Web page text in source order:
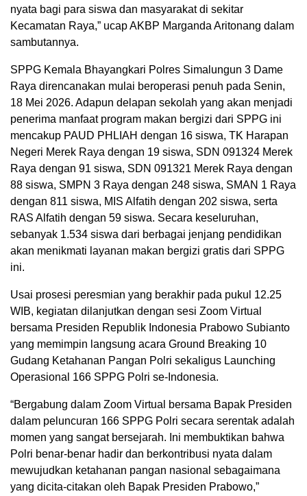
nyata bagi para siswa dan masyarakat di sekitar
Kecamatan Raya,” ucap AKBP Marganda Aritonang dalam
sambutannya.
SPPG Kemala Bhayangkari Polres Simalungun 3 Dame
Raya direncanakan mulai beroperasi penuh pada Senin,
18 Mei 2026. Adapun delapan sekolah yang akan menjadi
penerima manfaat program makan bergizi dari SPPG ini
mencakup PAUD PHLIAH dengan 16 siswa, TK Harapan
Negeri Merek Raya dengan 19 siswa, SDN 091324 Merek
Raya dengan 91 siswa, SDN 091321 Merek Raya dengan
88 siswa, SMPN 3 Raya dengan 248 siswa, SMAN 1 Raya
dengan 811 siswa, MIS Alfatih dengan 202 siswa, serta
RAS Alfatih dengan 59 siswa. Secara keseluruhan,
sebanyak 1.534 siswa dari berbagai jenjang pendidikan
akan menikmati layanan makan bergizi gratis dari SPPG
ini.
Usai prosesi peresmian yang berakhir pada pukul 12.25
WIB, kegiatan dilanjutkan dengan sesi Zoom Virtual
bersama Presiden Republik Indonesia Prabowo Subianto
yang memimpin langsung acara Ground Breaking 10
Gudang Ketahanan Pangan Polri sekaligus Launching
Operasional 166 SPPG Polri se-Indonesia.
“Bergabung dalam Zoom Virtual bersama Bapak Presiden
dalam peluncuran 166 SPPG Polri secara serentak adalah
momen yang sangat bersejarah. Ini membuktikan bahwa
Polri benar-benar hadir dan berkontribusi nyata dalam
mewujudkan ketahanan pangan nasional sebagaimana
yang dicita-citakan oleh Bapak Presiden Prabowo,”